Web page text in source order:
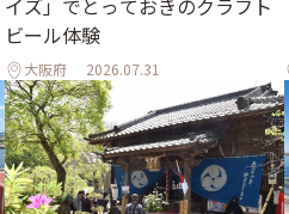
イズ」でとっておきのクラフト
ビール体験
大阪府 2026.07.31